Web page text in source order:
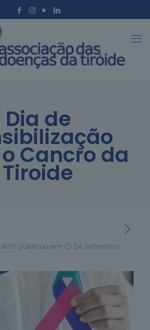
Dia de
Cancro da
Tiroide
ADTI publicou em
24 Setembro,